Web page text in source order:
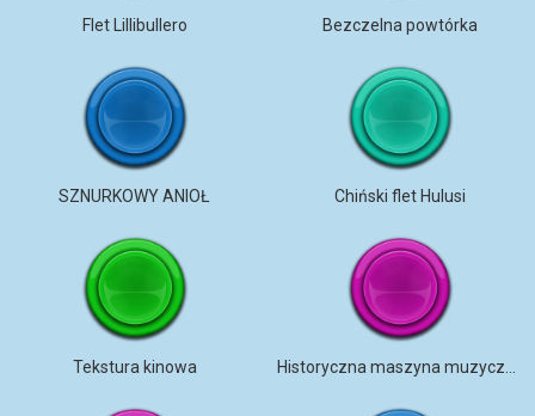
Flet Lillibullero Bezczelna powtórka
SZNURKOWY ANIOŁ Chiński flet Hulusi
Tekstura kinowa